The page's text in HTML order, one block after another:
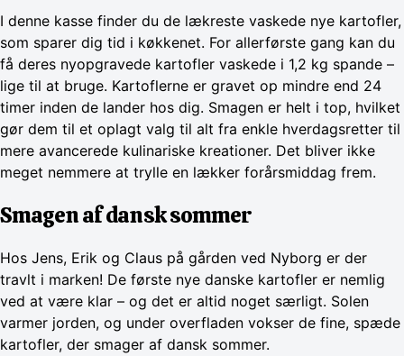
I denne kasse finder du de lækreste vaskede nye kartofler,
som sparer dig tid i køkkenet. For allerførste gang kan du
få deres nyopgravede kartofler vaskede i 1,2 kg spande –
lige til at bruge. Kartoflerne er gravet op mindre end 24
timer inden de lander hos dig. Smagen er helt i top, hvilket
gør dem til et oplagt valg til alt fra enkle hverdagsretter til
mere avancerede kulinariske kreationer. Det bliver ikke
meget nemmere at trylle en lækker forårsmiddag frem.
Smagen af dansk sommer
Hos Jens, Erik og Claus på gården ved Nyborg er der
travlt i marken! De første nye danske kartofler er nemlig
ved at være klar – og det er altid noget særligt. Solen
varmer jorden, og under overfladen vokser de fine, spæde
kartofler, der smager af dansk sommer.